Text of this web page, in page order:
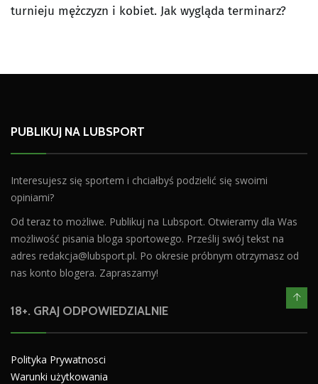
turnieju mężczyzn i kobiet. Jak wygląda terminarz?
PUBLIKUJ NA LUBSPORT
Interesujesz się sportem i chciałbyś podzielić się swoimi
opiniami?
Od teraz to możliwe. Publikuj na Lubsport. Otwieramy dla Was
możliwość pisania bloga sportowego. Prześlij swój tekst na
adres redakcja@lubsport.pl. Po okresie próbnym otrzymasz od
nas konto blogera. Zapraszamy!
18+. GRAJ ODPOWIEDZIALNIE
Polityka Prywatnosci
Warunki użytkowania